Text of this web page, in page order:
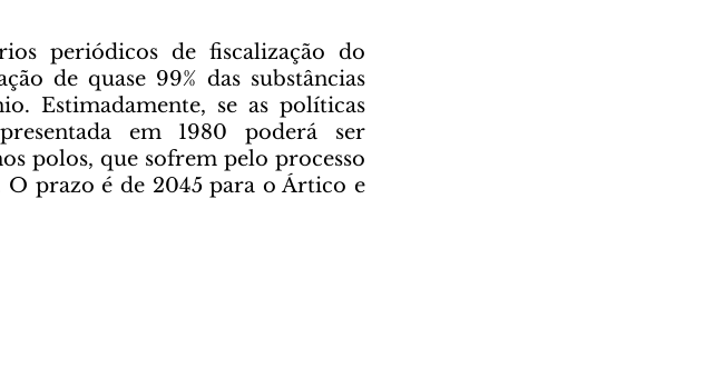
de quase 99% das substâncias
Estimadamente, se as políticas
em 1980 poderá ser
polos, que sofrem pelo processo
prazo é de 2045 para o Ártico e